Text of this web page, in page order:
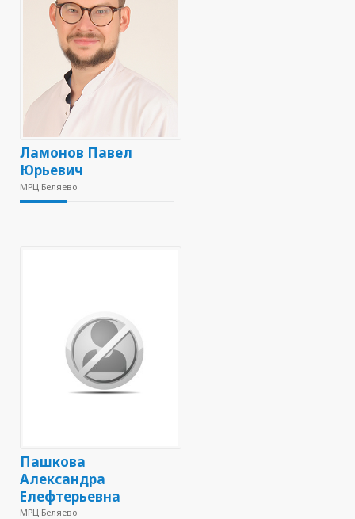
Ламонов Павел
Юрьевич
МРЦ Беляево
Пашкова
Александра
Елефтерьевна
МРЦ Беляево